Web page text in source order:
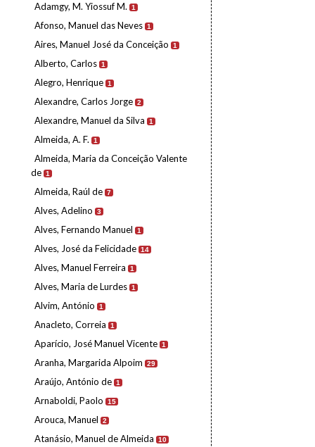
Adamgy, M. Yiossuf M. 1
Afonso, Manuel das Neves 1
Aires, Manuel José da Conceição 1
Alberto, Carlos 1
Alegro, Henrique 1
Alexandre, Carlos Jorge 2
Alexandre, Manuel da Silva 1
Almeida, A. F. 1
Almeida, Maria da Conceição Valente
de 1
Almeida, Raúl de 7
Alves, Adelino 3
Alves, Fernando Manuel 1
Alves, José da Felicidade 14
Alves, Manuel Ferreira 1
Alves, Maria de Lurdes 1
Alvim, António 1
Anacleto, Correia 1
Aparício, José Manuel Vicente 1
Aranha, Margarida Alpoim 29
Araújo, António de 1
Arnaboldi, Paolo 15
Arouca, Manuel 2
Atanásio, Manuel de Almeida 10